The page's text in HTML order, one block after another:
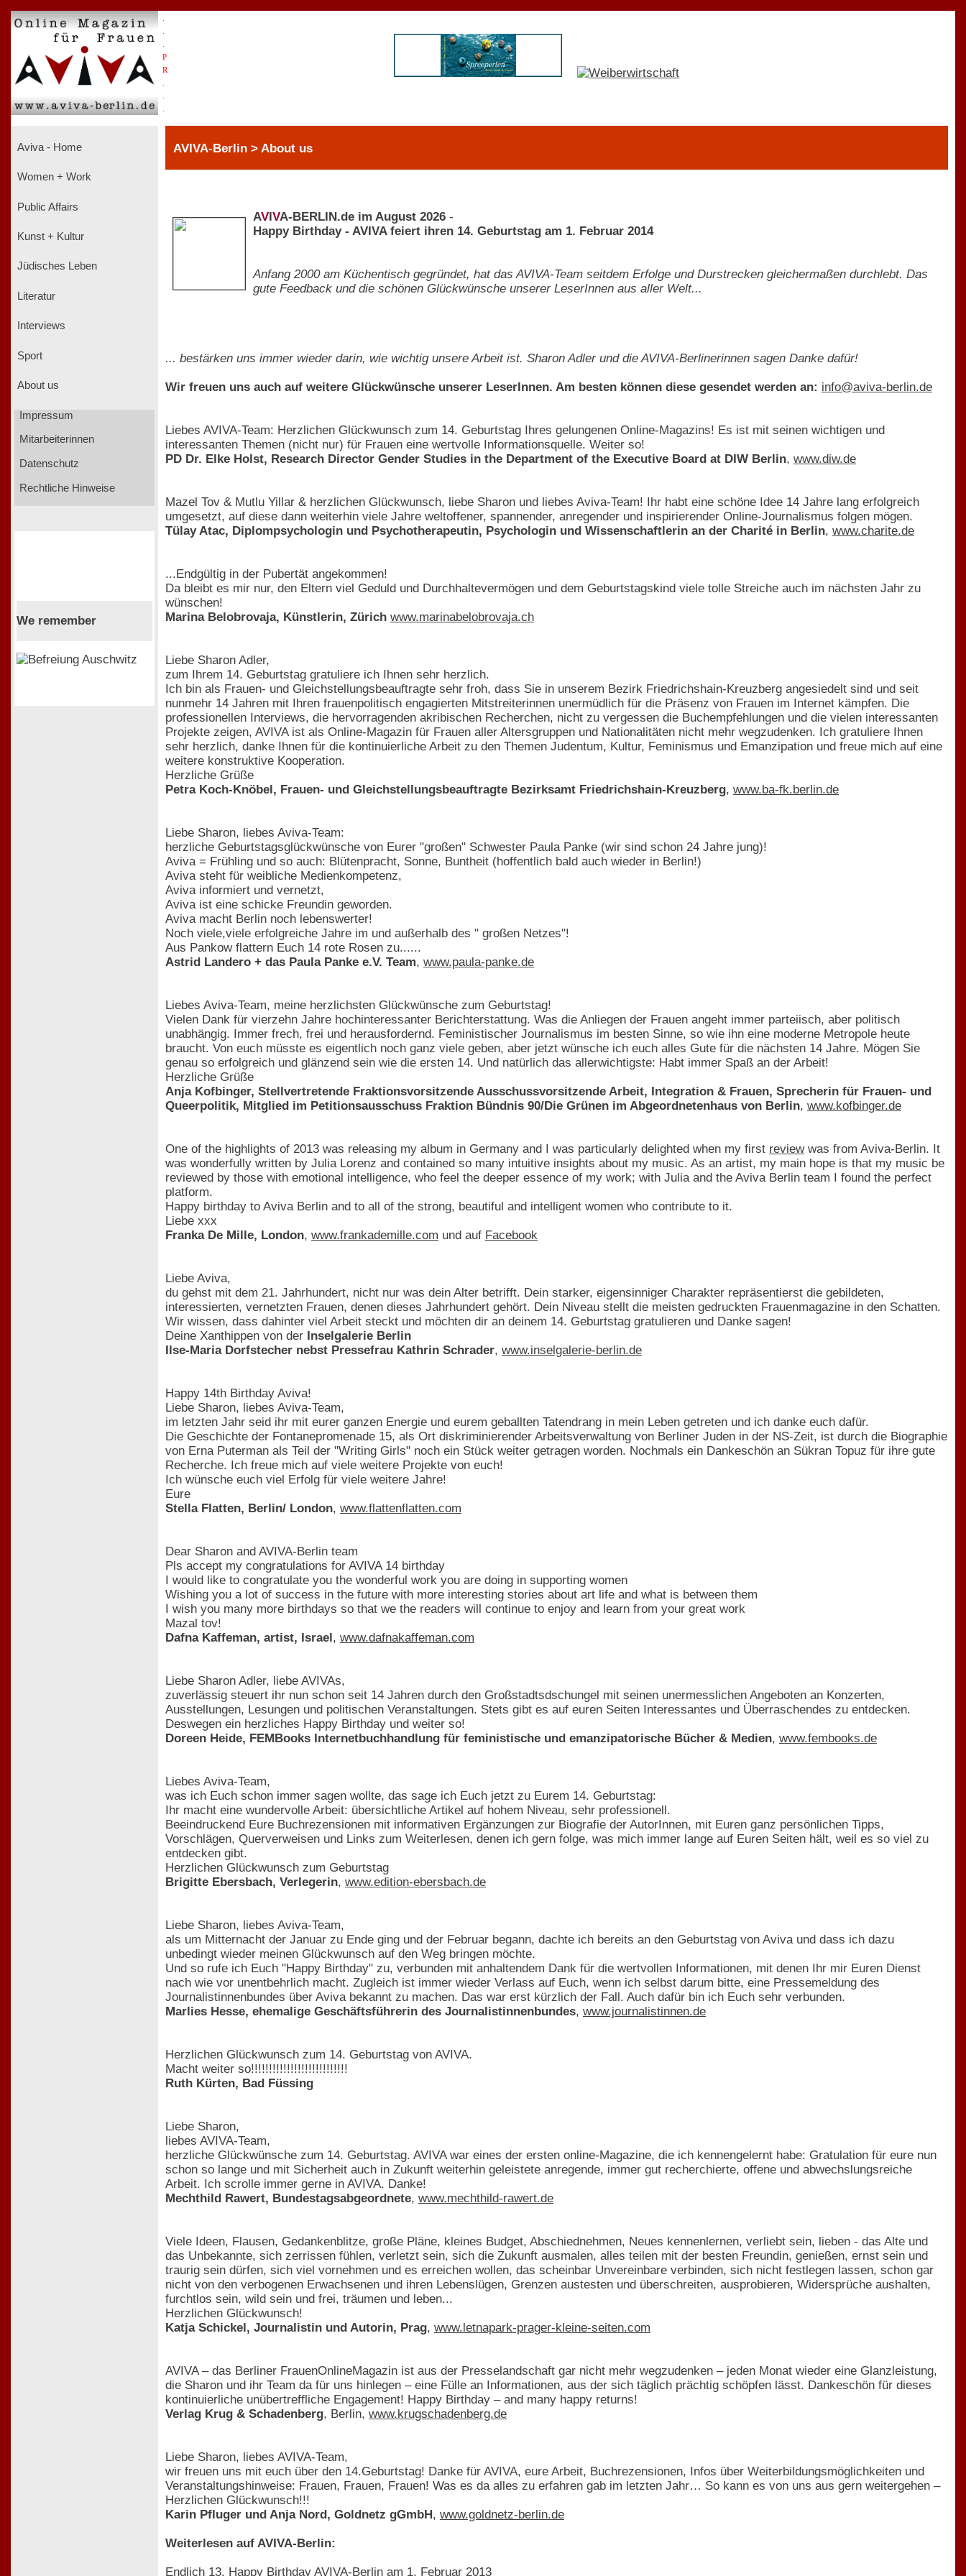
P
R
Aviva - Home
Women + Work
Public Affairs
Kunst + Kultur
Jüdisches Leben
Literatur
Interviews
Sport
About us
Impressum
Mitarbeiterinnen
Datenschutz
Rechtliche Hinweise
We remember
AVIVA-Berlin > About us
AV VA-BERLIN.de im August 2026 -
Happy Birthday - AVIVA feiert ihren 14. Geburtstag am 1. Februar 2014
Anfang 2000 am Küchentisch gegründet, hat das AVIVA-Team seitdem Erfolge und Durstrecken gleichermaßen durchlebt. Das
gute Feedback und die schönen Glückwünsche unserer LeserInnen aus aller Welt...
... bestärken uns immer wieder darin, wie wichtig unsere Arbeit ist. Sharon Adler und die AVIVA-Berlinerinnen sagen Danke dafür!
Wir freuen uns auch auf weitere Glückwünsche unserer LeserInnen. Am besten können diese gesendet werden an: info@aviva-berlin.de
Liebes AVIVA-Team: Herzlichen Glückwunsch zum 14. Geburtstag Ihres gelungenen Online-Magazins! Es ist mit seinen wichtigen und
interessanten Themen (nicht nur) für Frauen eine wertvolle Informationsquelle. Weiter so!
PD Dr. Elke Holst, Research Director Gender Studies in the Department of the Executive Board at DIW Berlin, www.diw.de
Mazel Tov & Mutlu Yillar & herzlichen Glückwunsch, liebe Sharon und liebes Aviva-Team! Ihr habt eine schöne Idee 14 Jahre lang erfolgreich
umgesetzt, auf diese dann weiterhin viele Jahre weltoffener, spannender, anregender und inspirierender Online-Journalismus folgen mögen.
Tülay Atac, Diplompsychologin und Psychotherapeutin, Psychologin und Wissenschaftlerin an der Charité in Berlin, www.charite.de
...Endgültig in der Pubertät angekommen!
Da bleibt es mir nur, den Eltern viel Geduld und Durchhaltevermögen und dem Geburtstagskind viele tolle Streiche auch im nächsten Jahr zu
wünschen!
Marina Belobrovaja, Künstlerin, Zürich www.marinabelobrovaja.ch
Liebe Sharon Adler,
zum Ihrem 14. Geburtstag gratuliere ich Ihnen sehr herzlich.
Ich bin als Frauen- und Gleichstellungsbeauftragte sehr froh, dass Sie in unserem Bezirk Friedrichshain-Kreuzberg angesiedelt sind und seit
nunmehr 14 Jahren mit Ihren frauenpolitisch engagierten Mitstreiterinnen unermüdlich für die Präsenz von Frauen im Internet kämpfen. Die
professionellen Interviews, die hervorragenden akribischen Recherchen, nicht zu vergessen die Buchempfehlungen und die vielen interessanten
Projekte zeigen, AVIVA ist als Online-Magazin für Frauen aller Altersgruppen und Nationalitäten nicht mehr wegzudenken. Ich gratuliere Ihnen
sehr herzlich, danke Ihnen für die kontinuierliche Arbeit zu den Themen Judentum, Kultur, Feminismus und Emanzipation und freue mich auf eine
weitere konstruktive Kooperation.
Herzliche Grüße
Petra Koch-Knöbel, Frauen- und Gleichstellungsbeauftragte Bezirksamt Friedrichshain-Kreuzberg, www.ba-fk.berlin.de
Liebe Sharon, liebes Aviva-Team:
herzliche Geburtstagsglückwünsche von Eurer "großen" Schwester Paula Panke (wir sind schon 24 Jahre jung)!
Aviva = Frühling und so auch: Blütenpracht, Sonne, Buntheit (hoffentlich bald auch wieder in Berlin!)
Aviva steht für weibliche Medienkompetenz,
Aviva informiert und vernetzt,
Aviva ist eine schicke Freundin geworden.
Aviva macht Berlin noch lebenswerter!
Noch viele,viele erfolgreiche Jahre im und außerhalb des " großen Netzes"!
Aus Pankow flattern Euch 14 rote Rosen zu......
Astrid Landero + das Paula Panke e.V. Team, www.paula-panke.de
Liebes Aviva-Team, meine herzlichsten Glückwünsche zum Geburtstag!
Vielen Dank für vierzehn Jahre hochinteressanter Berichterstattung. Was die Anliegen der Frauen angeht immer parteiisch, aber politisch
unabhängig. Immer frech, frei und herausfordernd. Feministischer Journalismus im besten Sinne, so wie ihn eine moderne Metropole heute
braucht. Von euch müsste es eigentlich noch ganz viele geben, aber jetzt wünsche ich euch alles Gute für die nächsten 14 Jahre. Mögen Sie
genau so erfolgreich und glänzend sein wie die ersten 14. Und natürlich das allerwichtigste: Habt immer Spaß an der Arbeit!
Herzliche Grüße
Anja Kofbinger, Stellvertretende Fraktionsvorsitzende Ausschussvorsitzende Arbeit, Integration & Frauen, Sprecherin für Frauen- und
Queerpolitik, Mitglied im Petitionsausschuss Fraktion Bündnis 90/Die Grünen im Abgeordnetenhaus von Berlin, www.kofbinger.de
One of the highlights of 2013 was releasing my album in Germany and I was particularly delighted when my first reviewwas from Aviva-Berlin. It
was wonderfully written by Julia Lorenz and contained so many intuitive insights about my music. As an artist, my main hope is that my music be
reviewed by those with emotional intelligence, who feel the deeper essence of my work; with Julia and the Aviva Berlin team I found the perfect
platform.
Happy birthday to Aviva Berlin and to all of the strong, beautiful and intelligent women who contribute to it.
Liebe xxx
Franka De Mille, London, www.frankademille.com und auf Facebook
Liebe Aviva,
du gehst mit dem 21. Jahrhundert, nicht nur was dein Alter betrifft. Dein starker, eigensinniger Charakter repräsentierst die gebildeten,
interessierten, vernetzten Frauen, denen dieses Jahrhundert gehört. Dein Niveau stellt die meisten gedruckten Frauenmagazine in den Schatten.
Wir wissen, dass dahinter viel Arbeit steckt und möchten dir an deinem 14. Geburtstag gratulieren und Danke sagen!
Deine Xanthippen von der Inselgalerie Berlin
Ilse-Maria Dorfstecher nebst Pressefrau Kathrin Schrader, www.inselgalerie-berlin.de
Happy 14th Birthday Aviva!
Liebe Sharon, liebes Aviva-Team,
im letzten Jahr seid ihr mit eurer ganzen Energie und eurem geballten Tatendrang in mein Leben getreten und ich danke euch dafür.
Die Geschichte der Fontanepromenade 15, als Ort diskriminierender Arbeitsverwaltung von Berliner Juden in der NS-Zeit, ist durch die Biographie
von Erna Puterman als Teil der "Writing Girls" noch ein Stück weiter getragen worden. Nochmals ein Dankeschön an Sükran Topuz für ihre gute
Recherche. Ich freue mich auf viele weitere Projekte von euch!
Ich wünsche euch viel Erfolg für viele weitere Jahre!
Eure
Stella Flatten, Berlin/ London, www.flattenflatten.com
Dear Sharon and AVIVA-Berlin team
Pls accept my congratulations for AVIVA 14 birthday
I would like to congratulate you the wonderful work you are doing in supporting women
Wishing you a lot of success in the future with more interesting stories about art life and what is between them
I wish you many more birthdays so that we the readers will continue to enjoy and learn from your great work
Mazal tov!
Dafna Kaffeman, artist, Israel, www.dafnakaffeman.com
Liebe Sharon Adler, liebe AVIVAs,
zuverlässig steuert ihr nun schon seit 14 Jahren durch den Großstadtsdschungel mit seinen unermesslichen Angeboten an Konzerten,
Ausstellungen, Lesungen und politischen Veranstaltungen. Stets gibt es auf euren Seiten Interessantes und Überraschendes zu entdecken.
Deswegen ein herzliches Happy Birthday und weiter so!
Doreen Heide, FEMBooks Internetbuchhandlung für feministische und emanzipatorische Bücher & Medien, www.fembooks.de
Liebes Aviva-Team,
was ich Euch schon immer sagen wollte, das sage ich Euch jetzt zu Eurem 14. Geburtstag:
Ihr macht eine wundervolle Arbeit: übersichtliche Artikel auf hohem Niveau, sehr professionell.
Beeindruckend Eure Buchrezensionen mit informativen Ergänzungen zur Biografie der AutorInnen, mit Euren ganz persönlichen Tipps,
Vorschlägen, Querverweisen und Links zum Weiterlesen, denen ich gern folge, was mich immer lange auf Euren Seiten hält, weil es so viel zu
entdecken gibt.
Herzlichen Glückwunsch zum Geburtstag
Brigitte Ebersbach, Verlegerin, www.edition-ebersbach.de
Liebe Sharon, liebes Aviva-Team,
als um Mitternacht der Januar zu Ende ging und der Februar begann, dachte ich bereits an den Geburtstag von Aviva und dass ich dazu
unbedingt wieder meinen Glückwunsch auf den Weg bringen möchte.
Und so rufe ich Euch "Happy Birthday" zu, verbunden mit anhaltendem Dank für die wertvollen Informationen, mit denen Ihr mir Euren Dienst
nach wie vor unentbehrlich macht. Zugleich ist immer wieder Verlass auf Euch, wenn ich selbst darum bitte, eine Pressemeldung des
Journalistinnenbundes über Aviva bekannt zu machen. Das war erst kürzlich der Fall. Auch dafür bin ich Euch sehr verbunden.
Marlies Hesse, ehemalige Geschäftsführerin des Journalistinnenbundes, www.journalistinnen.de
Herzlichen Glückwunsch zum 14. Geburtstag von AVIVA.
Macht weiter so!!!!!!!!!!!!!!!!!!!!!!!!!!!
Ruth Kürten, Bad Füssing
Liebe Sharon,
liebes AVIVA-Team,
herzliche Glückwünsche zum 14. Geburtstag. AVIVA war eines der ersten online-Magazine, die ich kennengelernt habe: Gratulation für eure nun
schon so lange und mit Sicherheit auch in Zukunft weiterhin geleistete anregende, immer gut recherchierte, offene und abwechslungsreiche
Arbeit. Ich scrolle immer gerne in AVIVA. Danke!
Mechthild Rawert, Bundestagsabgeordnete, www.mechthild-rawert.de
Viele Ideen, Flausen, Gedankenblitze, große Pläne, kleines Budget, Abschiednehmen, Neues kennenlernen, verliebt sein, lieben - das Alte und
das Unbekannte, sich zerrissen fühlen, verletzt sein, sich die Zukunft ausmalen, alles teilen mit der besten Freundin, genießen, ernst sein und
traurig sein dürfen, sich viel vornehmen und es erreichen wollen, das scheinbar Unvereinbare verbinden, sich nicht festlegen lassen, schon gar
nicht von den verbogenen Erwachsenen und ihren Lebenslügen, Grenzen austesten und überschreiten, ausprobieren, Widersprüche aushalten,
furchtlos sein, wild sein und frei, träumen und leben...
Herzlichen Glückwunsch!
Katja Schickel, Journalistin und Autorin, Prag, www.letnapark-prager-kleine-seiten.com
AVIVA – das Berliner FrauenOnlineMagazin ist aus der Presselandschaft gar nicht mehr wegzudenken – jeden Monat wieder eine Glanzleistung,
die Sharon und ihr Team da für uns hinlegen – eine Fülle an Informationen, aus der sich täglich prächtig schöpfen lässt. Dankeschön für dieses
kontinuierliche unübertreffliche Engagement! Happy Birthday – and many happy returns!
Verlag Krug & Schadenberg, Berlin, www.krugschadenberg.de
Liebe Sharon, liebes AVIVA-Team,
wir freuen uns mit euch über den 14.Geburtstag! Danke für AVIVA, eure Arbeit, Buchrezensionen, Infos über Weiterbildungsmöglichkeiten und
Veranstaltungshinweise: Frauen, Frauen, Frauen! Was es da alles zu erfahren gab im letzten Jahr… So kann es von uns aus gern weitergehen –
Herzlichen Glückwunsch!!!
Karin Pfluger und Anja Nord, Goldnetz gGmbH, www.goldnetz-berlin.de
Weiterlesen auf AVIVA-Berlin:
Endlich 13. Happy Birthday AVIVA-Berlin am 1. Februar 2013